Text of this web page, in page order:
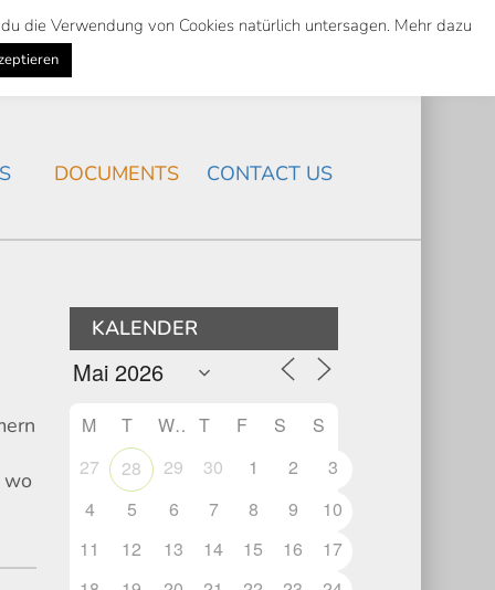
Suche
Search
NEWS
DOCUMENTS CONTACT US
wo
KALENDER
M T W T F S
S
27
28 29 30 1 2
3
4
5 6 7 8 9
10
11
12 13 14 15 16
17
die Verwendung von Cookies natürlich untersagen. Mehr dazu